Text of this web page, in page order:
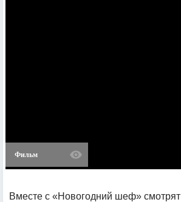
Фильм
Вместе с «Новогодний шеф» смотрят